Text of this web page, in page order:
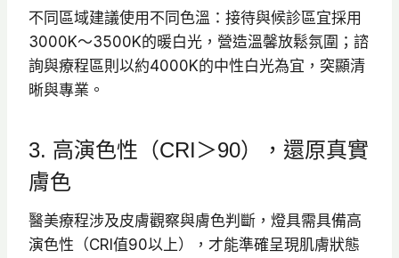
不同區域建議使用不同色溫：接待與候診區宜採用
3000K～3500K的暖白光，營造溫馨放鬆氛圍；諮
詢與療程區則以約4000K的中性白光為宜，突顯清
晰與專業。
3. 高演色性（CRI＞90），還原真實
膚色
醫美療程涉及皮膚觀察與膚色判斷，燈具需具備高
演色性（CRI值90以上），才能準確呈現肌膚狀態